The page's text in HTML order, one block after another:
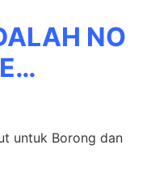
NO
untuk Borong dan